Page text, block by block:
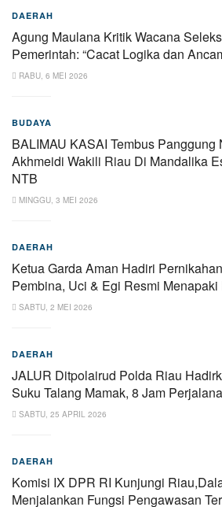
DAERAH
Agung Maulana Kritik Wacana
Pemerintah: “Cacat Logika dan
RABU, 6 MEI 2026
BUDAYA
BALIMAU KASAI Tembus
Akhmeidi Wakili Riau Di Mandalika
NTB
MINGGU, 3 MEI 2026
DAERAH
Ketua Garda Aman Hadiri
Pembina, Uci & Egi Resmi
SABTU, 2 MEI 2026
DAERAH
JALUR Ditpolairud Polda Riau
Suku Talang Mamak, 8 Jam
SABTU, 25 APRIL 2026
DAERAH
Komisi IX DPR RI Kunjungi
Menjalankan Fungsi Pengawasan